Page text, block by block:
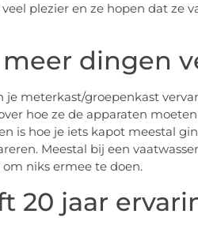
plezier en ze hopen dat ze
dingen
meterkast/groepenkast
hoe ze de apparaten
is hoe je iets kapot meestal
Meestal bij een
niks ermee te doen.
20 jaar